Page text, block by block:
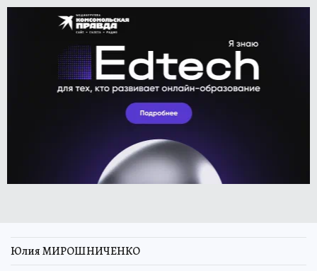
Юлия МИРОШНИЧЕНКО